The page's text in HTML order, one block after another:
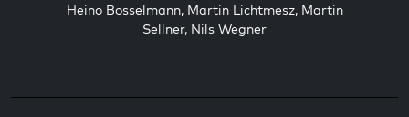
Heino Bosselmann, Martin Lichtmesz, Martin
Sellner, Nils Wegner